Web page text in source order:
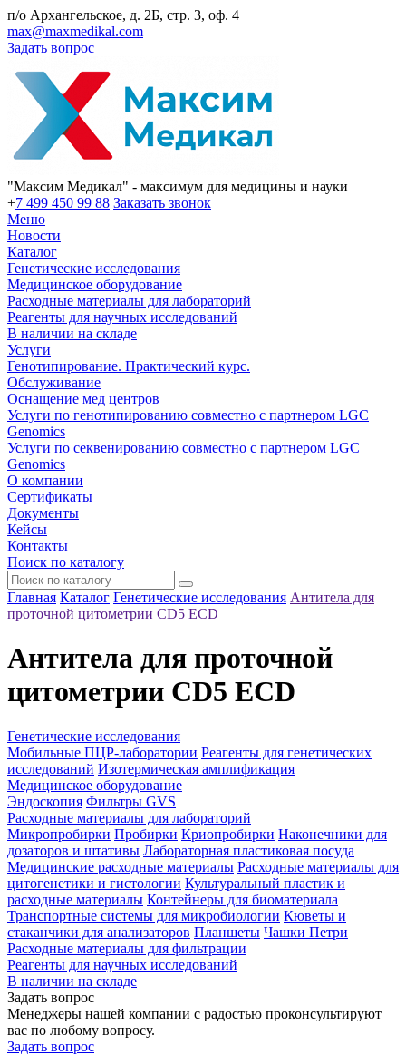
п/о Архангельское, д. 2Б, стр. 3, оф. 4
max@maxmedikal.com
Задать вопрос
"Максим Медикал" - максимум для медицины и науки
+7 499 450 99 88 Заказать звонок
Меню
Новости
Каталог
Генетические исследования
Медицинское оборудование
Расходные материалы для лабораторий
Реагенты для научных исследований
В наличии на складе
Услуги
Генотипирование. Практический курс.
Обслуживание
Оснащение мед центров
Услуги по генотипированию совместно с партнером LGC
Genomics
Услуги по секвенированию совместно с партнером LGC
Genomics
О компании
Сертификаты
Документы
Кейсы
Контакты
Поиск по каталогу
Главная Каталог Генетические исследования Антитела для
проточной цитометрии CD5 ECD
Антитела для проточной
цитометрии CD5 ECD
Генетические исследования
Мобильные ПЦР-лаборатории Реагенты для генетических
исследований Изотермическая амплификация
Медицинское оборудование
Эндоскопия Фильтры GVS
Расходные материалы для лабораторий
Микропробирки Пробирки Криопробирки Наконечники для
дозаторов и штативы Лабораторная пластиковая посуда
Медицинские расходные материалы Расходные материалы для
цитогенетики и гистологии Культуральный пластик и
расходные материалы Контейнеры для биоматериала
Транспортные системы для микробиологии Кюветы и
стаканчики для анализаторов Планшеты Чашки Петри
Расходные материалы для фильтрации
Реагенты для научных исследований
В наличии на складе
Задать вопрос
Менеджеры нашей компании с радостью проконсультируют
вас по любому вопросу.
Задать вопрос